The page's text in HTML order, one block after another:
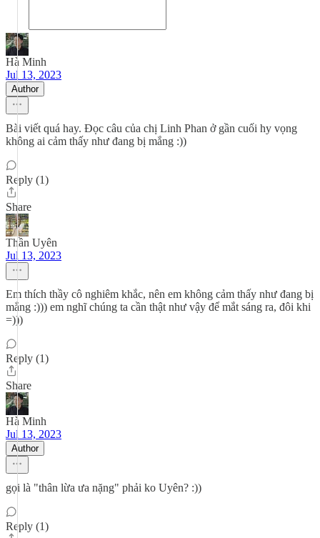
Hà Minh
Jul 13, 2023
Author
Bài viết quá hay. Đọc câu của chị Linh Phan ở gần cuối hy vọng
không ai cảm thấy như đang bị mắng :))
Reply (1)
Share
Thần Uyên
Jul 13, 2023
Em thích thầy cô nghiêm khắc, nên em không cảm thấy như đang bị
mắng :))) em nghĩ chúng ta cần thật như vậy để mắt sáng ra, đôi khi
=)))
Reply (1)
Share
Hà Minh
Jul 13, 2023
Author
gọi là "thân lừa ưa nặng" phải ko Uyên? :))
Reply (1)